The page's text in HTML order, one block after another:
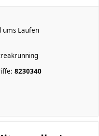
ums Laufen
8230340